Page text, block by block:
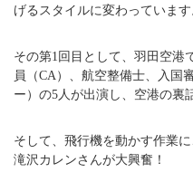
げるスタイルに変わっています
その第1回目として、羽田空港
員（CA）、航空整備士、入国
ー）の5人が出演し、空港の裏
そして、飛行機を動かす作業
滝沢カレンさんが大興奮！